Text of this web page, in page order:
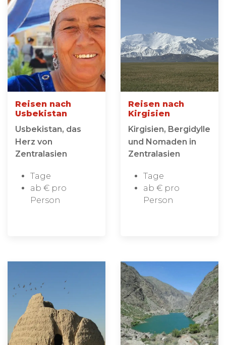
Reisen nach
Usbekistan
Usbekistan, das
Herz von
Zentralasien
Tage
ab € pro
Person
Reisen nach
Kirgisien
Kirgisien, Bergidylle
und Nomaden in
Zentralasien
Tage
ab € pro
Person